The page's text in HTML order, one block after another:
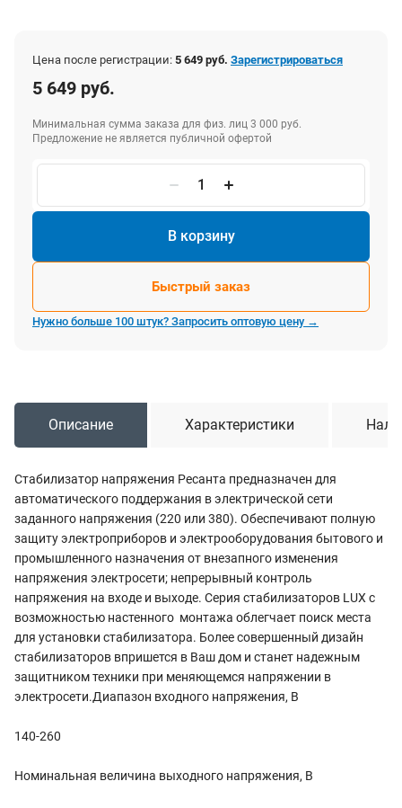
Цена после регистрации: 5 649 руб. Зарегистрироваться
5 649 руб.
Минимальная сумма заказа для физ. лиц 3 000 руб.
Предложение не является публичной офертой
В корзину
Быстрый заказ
Нужно больше 100 штук? Запросить оптовую цену →
Описание Характеристики
Стабилизатор напряжения Ресанта предназначен для
автоматического поддержания в электрической сети
заданного напряжения (220 или 380). Обеспечивают полную
защиту электроприборов и электрооборудования бытового и
промышленного назначения от внезапного изменения
напряжения электросети; непрерывный контроль
напряжения на входе и выходе. Серия стабилизаторов LUX с
возможностью настенного монтажа облегчает поиск места
для установки стабилизатора. Более совершенный дизайн
стабилизаторов впришется в Ваш дом и станет надежным
защитником техники при меняющемся напряжении в
электросети.Диапазон входного напряжения, В
140-260
Номинальная величина выходного напряжения, В